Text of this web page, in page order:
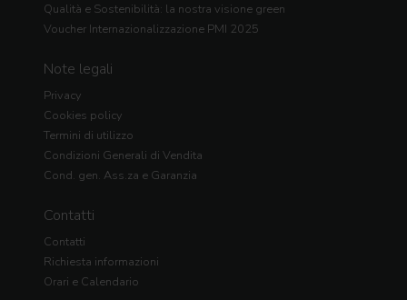
Qualità e Sostenibilità: la nostra visione green
Voucher Internazionalizzazione PMI 2025
Note legali
Privacy
Cookies policy
Termini di utilizzo
Condizioni Generali di Vendita
Cond. gen. Ass.za e Garanzia
Contatti
Contatti
Richiesta informazioni
Orari e Calendario